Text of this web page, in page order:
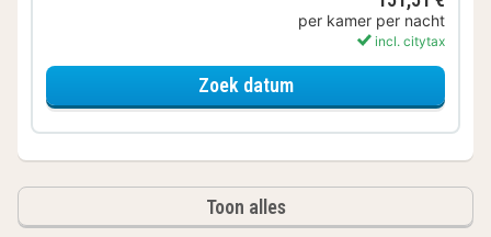
per kamer per nacht
incl. citytax
Zoek datumvoor Deluxe
Toon alles